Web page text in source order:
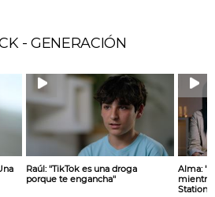
- GENERACIÓN
Raúl: ''TikTok es una droga
porque te engancha''
Alma:
Station;